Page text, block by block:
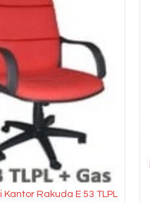
Kantor Rakuda E 53 TLPL